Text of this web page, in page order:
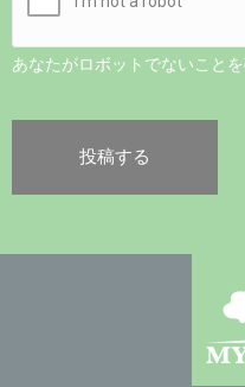
あなたがロボットでないことを